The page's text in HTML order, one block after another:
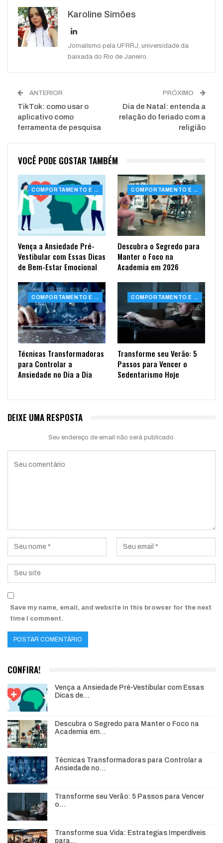
WhatsApp
Karoline Simões
Jornalismo pela UFRRJ, universidade da
baixada do Rio de Janeiro.
ANTERIOR
TikTok: como usar o
aplicativo como
ferramenta de pesquisa
PRÓXIMO
Dia de Natal: entenda a
relação do feriado com a
religião
VOCÊ PODE GOSTAR TAMBÉM
COMPORTAMENTO E SAÚDE
Vença a Ansiedade Pré-
Vestibular com Essas Dicas
de Bem-Estar Emocional
COMPORTAMENTO E SAÚDE
Descubra o Segredo para
Manter o Foco na
Academia em 2026
COMPORTAMENTO E SAÚDE
Técnicas Transformadoras
para Controlar a
Ansiedade no Dia a Dia
COMPORTAMENTO E SAÚDE
Transforme seu Verão: 5
Passos para Vencer o
Sedentarismo Hoje
DEIXE UMA RESPOSTA
Seu endereço de email não será publicado.
Save my name, email, and website in this browser for the next
time I comment.
CONFIRA!
Vença a Ansiedade Pré-Vestibular com Essas
Dicas de…
Descubra o Segredo para Manter o Foco na
Academia em…
Técnicas Transformadoras para Controlar a
Ansiedade no…
Transforme seu Verão: 5 Passos para Vencer
o…
Transforme sua Vida: Estrategias Imperdíveis
para…